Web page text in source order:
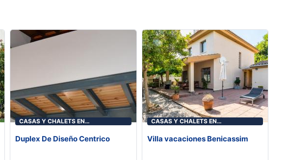
CASAS Y CHALETS EN
Duplex De Diseño Centrico
CASAS Y CHALETS EN
Villa vacaciones Benicassim